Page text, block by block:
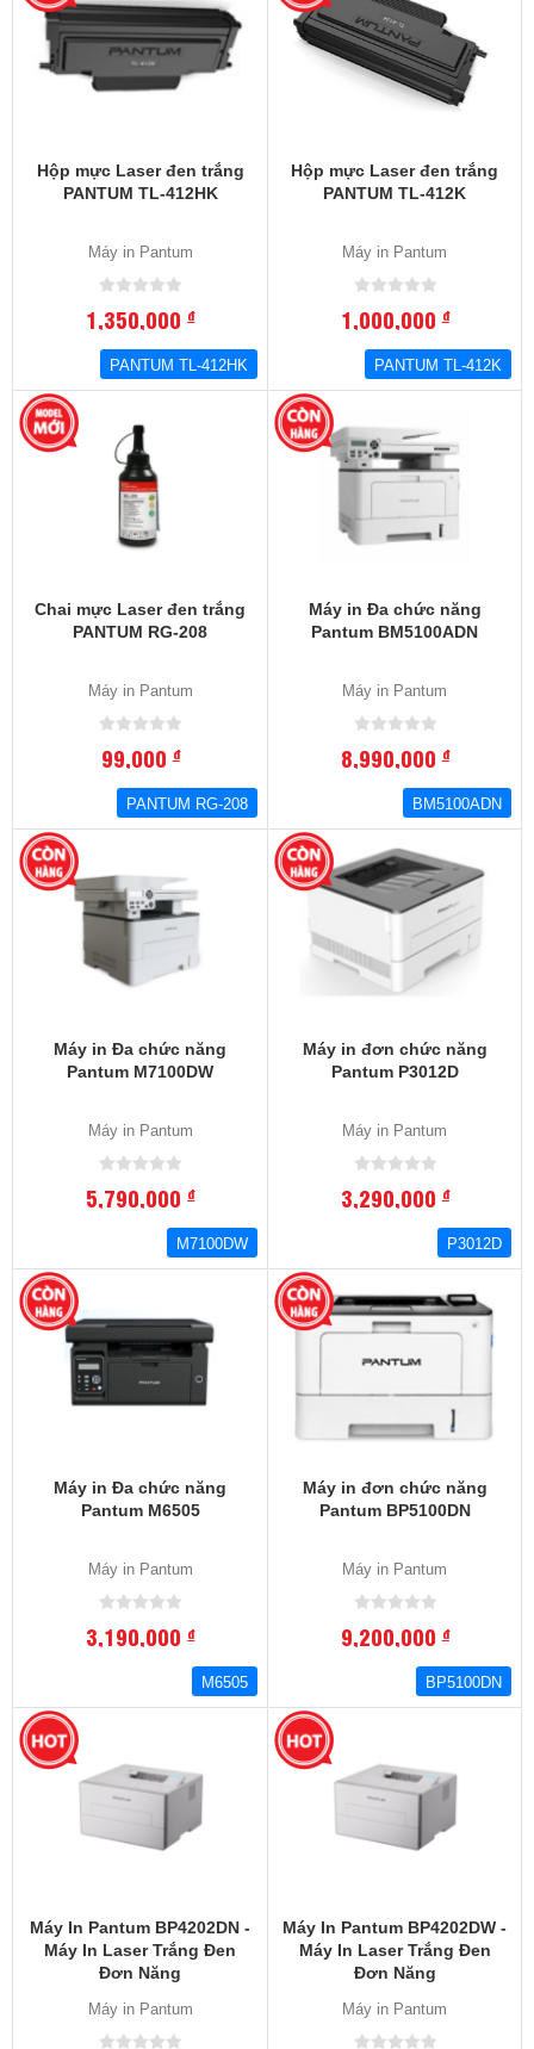
Hộp mực Laser đen trắng
PANTUM TL-412HK
Máy in Pantum
1,350,000đ
PANTUM TL-412HK
Hộp mực Laser đen trắng
PANTUM TL-412K
Máy in Pantum
1,000,000đ
PANTUM TL-412K
Chai mực Laser đen trắng
PANTUM RG-208
Máy in Pantum
99,000đ
PANTUM RG-208
Máy in Đa chức năng
Pantum BM5100ADN
Máy in Pantum
8,990,000đ
BM5100ADN
Máy in Đa chức năng
Pantum M7100DW
Máy in Pantum
5,790,000đ
M7100DW
Máy in đơn chức năng
Pantum P3012D
Máy in Pantum
3,290,000đ
P3012D
Máy in Đa chức năng
Pantum M6505
Máy in Pantum
3,190,000đ
M6505
Máy in đơn chức năng
Pantum BP5100DN
Máy in Pantum
9,200,000đ
BP5100DN
Máy In Pantum BP4202DN -
Máy In Laser Trắng Đen
Đơn Năng
Máy in Pantum
Máy In Pantum BP4202DW -
Máy In Laser Trắng Đen
Đơn Năng
Máy in Pantum